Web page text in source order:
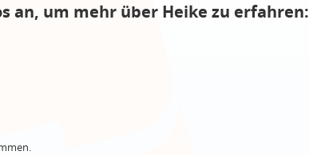
an, um mehr über Heike zu erfahren: